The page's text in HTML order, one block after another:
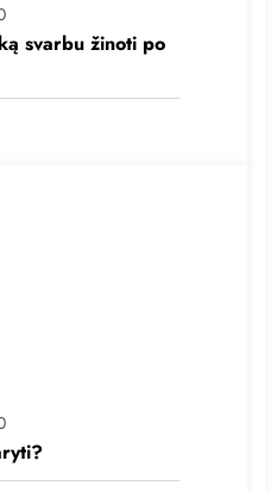
svarbu žinoti po